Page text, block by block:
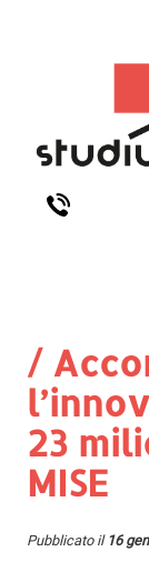
/
23
MISE
Pubblicato il 16